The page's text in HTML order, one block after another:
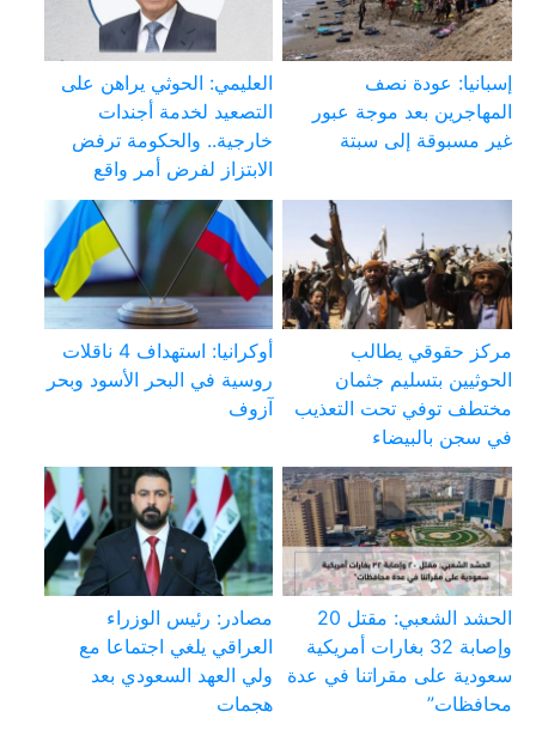
إسبانيا: عودة نصف
المهاجرين بعد موجة عبور
غير مسبوقة إلى سبتة
العليمي: الحوثي يراهن على
التصعيد لخدمة أجندات
خارجية.. والحكومة ترفض
الابتزاز لفرض أمر واقع
مركز حقوقي يطالب
الحوثيين بتسليم جثمان
مختطف توفي تحت التعذيب
في سجن بالبيضاء
أوكرانيا: استهداف 4 ناقلات
روسية في البحر الأسود وبحر
آزوف
الحشد الشعبي: مقتل 20
وإصابة 32 بغارات أمريكية
سعودية على مقراتنا في عدة
محافظات”
مصادر: رئيس الوزراء
العراقي يلغي اجتماعا مع
ولي العهد السعودي بعد
هجمات